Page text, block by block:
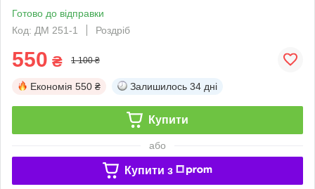
Готово до відправки
Код: ДМ 251-1
Роздріб
550 ₴ 1 100 ₴
Економія 550 ₴ Залишилось 34 дні
Купити
або
Купити з